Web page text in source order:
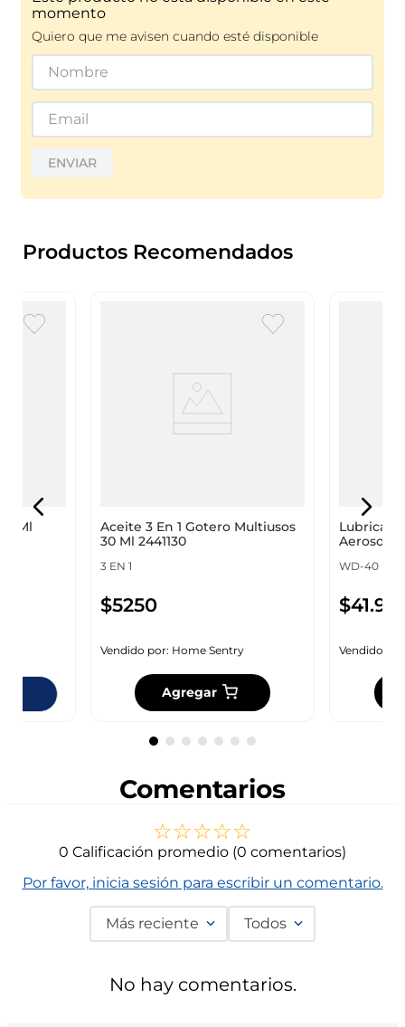
momento
Quiero que me avisen cuando esté disponible
ENVIAR
Productos Recomendados
Ml
Aceite 3 En 1 Gotero Multiusos
30 Ml 2441130
3 EN 1
$5250
Vendido por: Home Sentry
Agregar
Aerosol
WD-40
$41.
Vendido
Comentarios
☆☆☆☆☆
0 Calificación promedio (0 comentarios)
Por favor, inicia sesión para escribir un comentario.
Más reciente Todos
No hay comentarios.